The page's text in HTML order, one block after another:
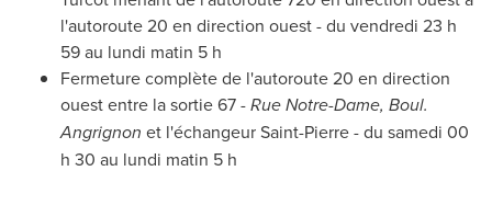
l'autoroute 20 en direction ouest - du vendredi 23 h
59 au lundi matin 5 h
Fermeture complète de l'autoroute 20 en direction
ouest entre la sortie 67 -RueNotre-Dame, Boul.
Angrignon et l'échangeurSaint-Pierre- du samedi 00
h 30 au lundi matin 5 h